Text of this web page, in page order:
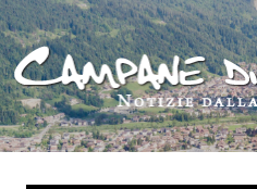
Salta
al
contenuto